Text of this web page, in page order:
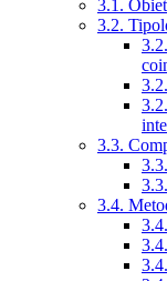
3.1.
3.2.
3.3.
3.4.